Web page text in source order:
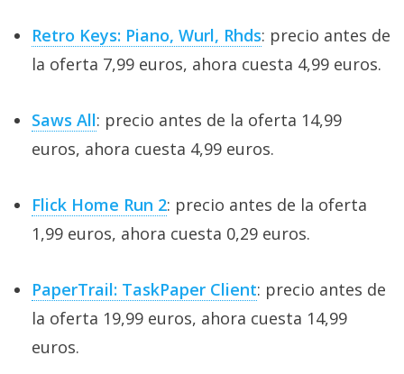
Retro Keys: Piano, Wurl, Rhds: precio antes de
la oferta 7,99 euros, ahora cuesta 4,99 euros.
Saws All: precio antes de la oferta 14,99
euros, ahora cuesta 4,99 euros.
Flick Home Run 2: precio antes de la oferta
1,99 euros, ahora cuesta 0,29 euros.
PaperTrail: TaskPaper Client: precio antes de
la oferta 19,99 euros, ahora cuesta 14,99
euros.